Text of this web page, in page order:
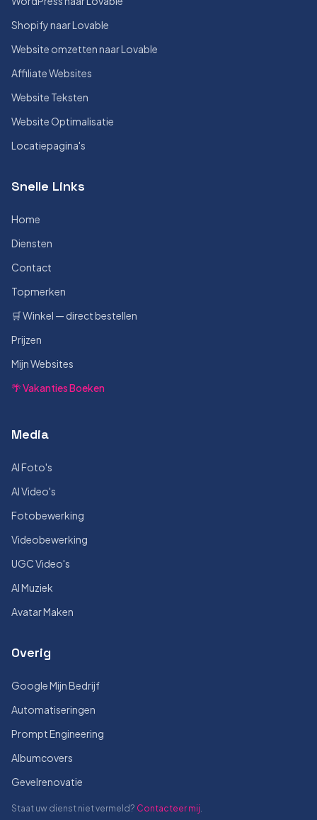
Shopify naar Lovable
Website omzetten naar Lovable
Affiliate Websites
Website Teksten
Website Optimalisatie
Locatiepagina's
Snelle Links
Home
Diensten
Contact
Topmerken
🛒 Winkel — direct bestellen
Prijzen
Mijn Websites
🌴 Vakanties Boeken
Media
AI Foto's
AI Video's
Fotobewerking
Videobewerking
UGC Video's
AI Muziek
Avatar Maken
Overig
Google Mijn Bedrijf
Automatiseringen
Prompt Engineering
Albumcovers
Gevelrenovatie
Staat uw dienst niet vermeld? Contacteer mij.